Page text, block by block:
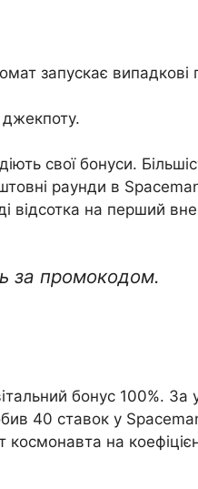
запускає
свої бонуси.
раунди в
відсотка на перший
за промокодом.
бонус 100%.
40 ставок у
на